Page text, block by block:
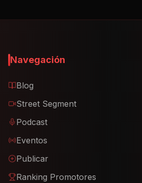
Navegación
Blog
Street Segment
Podcast
Eventos
Publicar
Ranking Promotores